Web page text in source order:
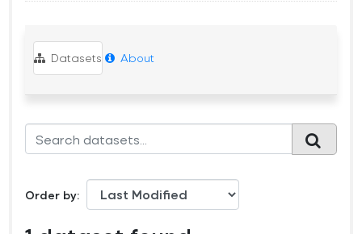
Datasets About
Order by